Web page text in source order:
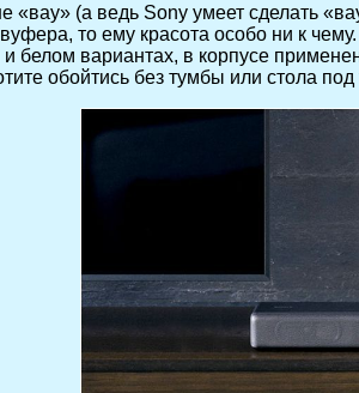
«вау» (а ведь Sony умеет сделать
то ему красота особо ни к
белом вариантах, в корпусе
обойтись без тумбы или стола